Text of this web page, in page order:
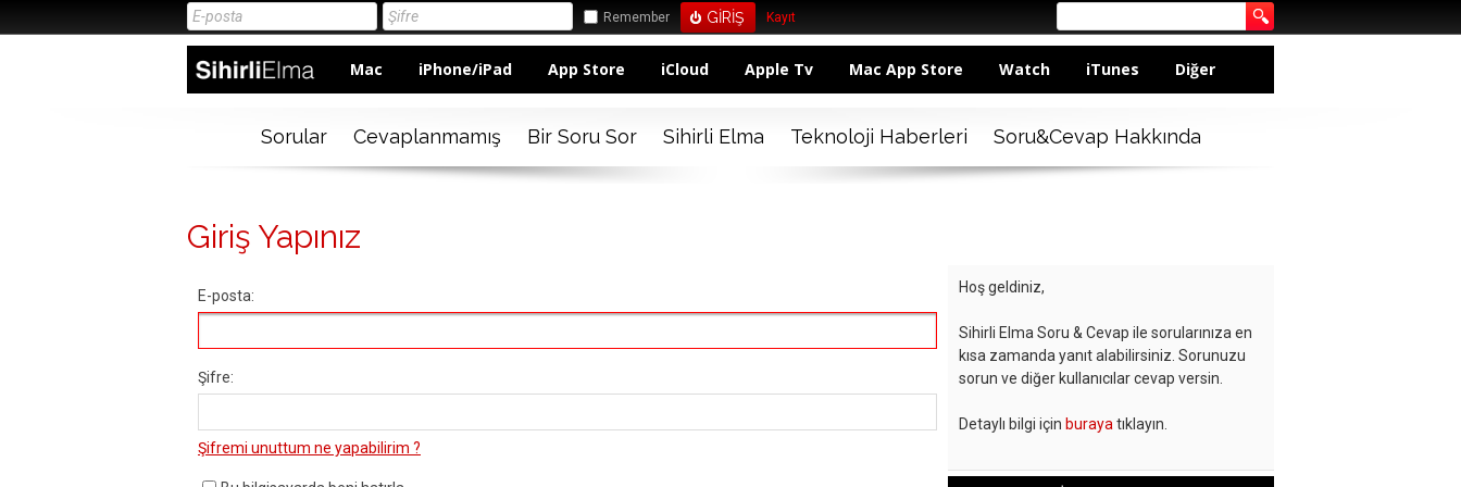
Remember Kayıt
Mac iPhone/iPad App Store iCloud Apple Tv Mac App Store Watch iTunes Diğer
Sorular Cevaplanmamış Bir Soru Sor Sihirli Elma Teknoloji Haberleri Soru&Cevap Hakkında
Giriş Yapınız
E-posta:
Şifre:
Şifremi unuttum ne yapabilirim ?
Hoş geldiniz,
Sihirli Elma Soru & Cevap ile sorularınıza en
kısa zamanda yanıt alabilirsiniz. Sorunuzu
sorun ve diğer kullanıcılar cevap versin.
Detaylı bilgi için buraya tıklayın.